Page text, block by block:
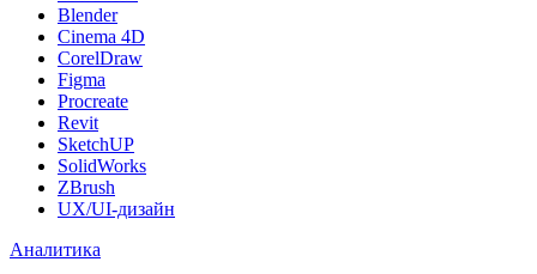
Blender
Cinema 4D
CorelDraw
Figma
Procreate
Revit
SketchUP
SolidWorks
ZBrush
UX/UI-дизайн
Аналитика